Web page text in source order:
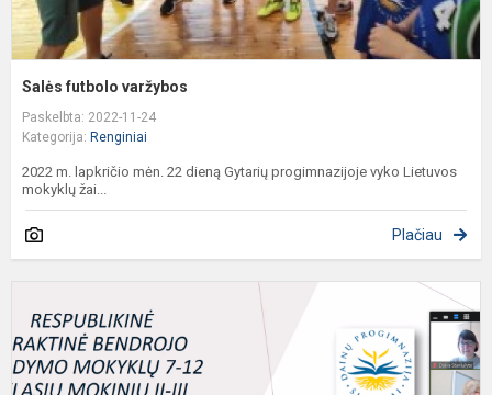
Salės futbolo varžybos
Paskelbta: 2022-11-24
Kategorija: Renginiai
2022 m. lapkričio mėn. 22 dieną Gytarių progimnazijoje vyko Lietuvos
mokyklų žai...
Plačiau